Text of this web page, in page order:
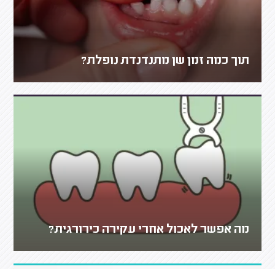
תוך כמה זמן שן מתנדנדת נופלת?
מה אפשר לאכול אחרי עקירה כירורגית?